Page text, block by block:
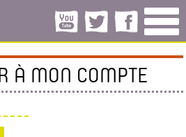
À MON COMPTE